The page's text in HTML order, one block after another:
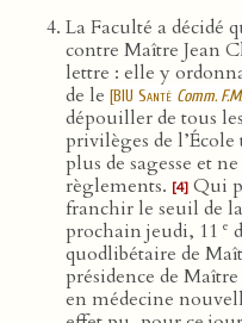
La Faculté a décidé
contre Maître Jean
lettre : elle y
de le [BIU Santé Comm.
dépouiller de tous
privilèges de
plus de sagesse et
règlements. [4] Qui
franchir le seuil de
prochain jeudi, 11 e
quodlibétaire de
présidence de
en médecine